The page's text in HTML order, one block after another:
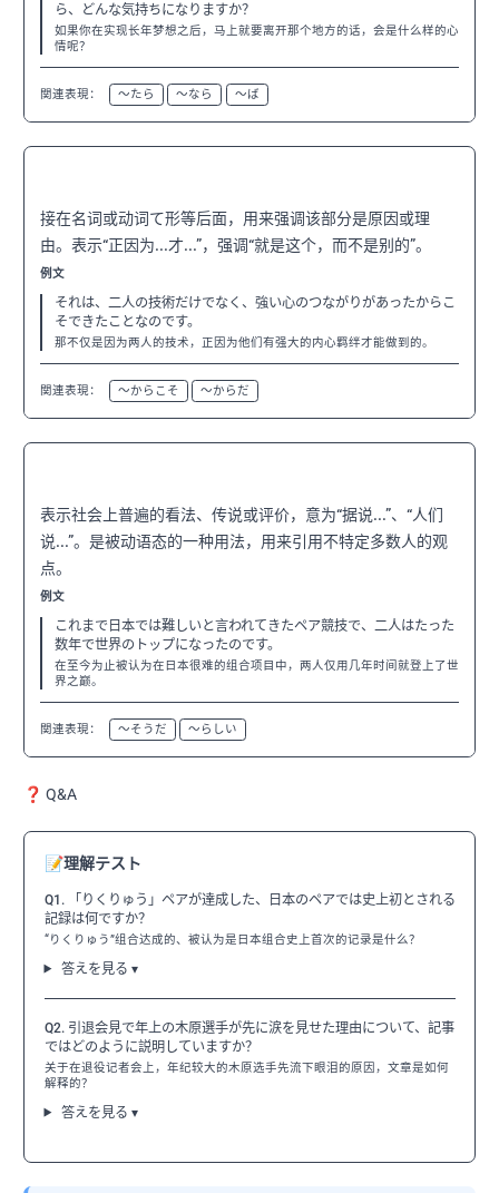
ら、どんな気持ちになりますか？
如果你在实现长年梦想之后，马上就要离开那个地方的话，会是什么样的心
情呢？
関連表現： 〜たら 〜なら 〜ば
接在名词或动词て形等后面，用来强调该部分是原因或理
由。表示“正因为...才...”，强调“就是这个，而不是别的”。
例文
それは、二人の技術だけでなく、強い心のつながりがあったからこ
そできたことなのです。
那不仅是因为两人的技术，正因为他们有强大的内心羁绊才能做到的。
関連表現： 〜からこそ 〜からだ
表示社会上普遍的看法、传说或评价，意为“据说...”、“人们
说...”。是被动语态的一种用法，用来引用不特定多数人的观
点。
例文
これまで日本では難しいと言われてきたペア競技で、二人はたった
数年で世界のトップになったのです。
在至今为止被认为在日本很难的组合项目中，两人仅用几年时间就登上了世
界之巅。
関連表現： 〜そうだ 〜らしい
❓ Q&A
📝理解テスト
Q1. 「りくりゅう」ペアが達成した、日本のペアでは史上初とされる
記録は何ですか？
“りくりゅう”组合达成的、被认为是日本组合史上首次的记录是什么？
答えを見る ▾
Q2. 引退会見で年上の木原選手が先に涙を見せた理由について、記事
ではどのように説明していますか？
关于在退役记者会上，年纪较大的木原选手先流下眼泪的原因，文章是如何
解释的？
答えを見る ▾